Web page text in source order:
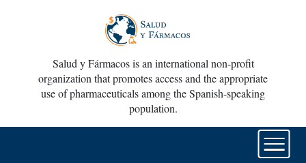
Salud y Fármacos is an international non-profit
organization that promotes access and the appropriate
use of pharmaceuticals among the Spanish-speaking
population.